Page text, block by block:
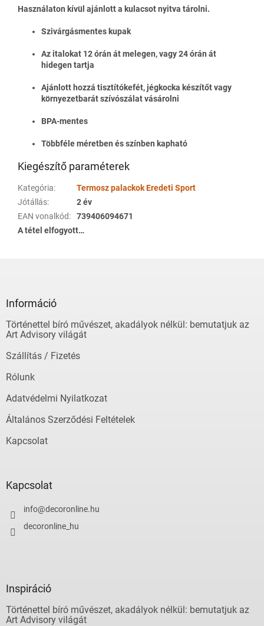
Használaton kívül ajánlott a kulacsot nyitva tárolni.
Szivárgásmentes kupak
Az italokat 12 órán át melegen, vagy 24 órán át
hidegen tartja
Ajánlott hozzá tisztítókefét, jégkocka készítőt vagy
környezetbarát szívószálat vásárolni
BPA-mentes
Többféle méretben és színben kapható
Kiegészítő paraméterek
Kategória:
Termosz palackok Eredeti Sport
Jótállás:
2 év
EAN vonalkód:
739406094671
A tétel elfogyott…
Információ
Történettel bíró művészet, akadályok nélkül: bemutatjuk az
Art Advisory világát
Szállítás / Fizetés
Rólunk
Adatvédelmi Nyilatkozat
Általános Szerződési Feltételek
Kapcsolat
Kapcsolat
info@decoronline.hu
decoronline_hu
Inspiráció
Történettel bíró művészet, akadályok nélkül: bemutatjuk az
Art Advisory világát